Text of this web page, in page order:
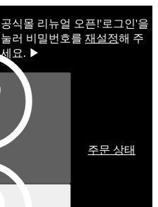
공식몰 리뉴얼 오픈!ㅤ'로그인'을
눌러 비밀번호를 재설정해 주
세요. ▶
주문 상태